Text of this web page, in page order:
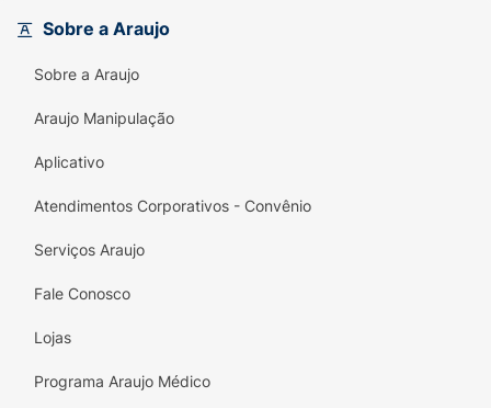
Sobre a Araujo
Sobre a Araujo
Araujo Manipulação
Aplicativo
Atendimentos Corporativos - Convênio
Serviços Araujo
Fale Conosco
Lojas
Programa Araujo Médico